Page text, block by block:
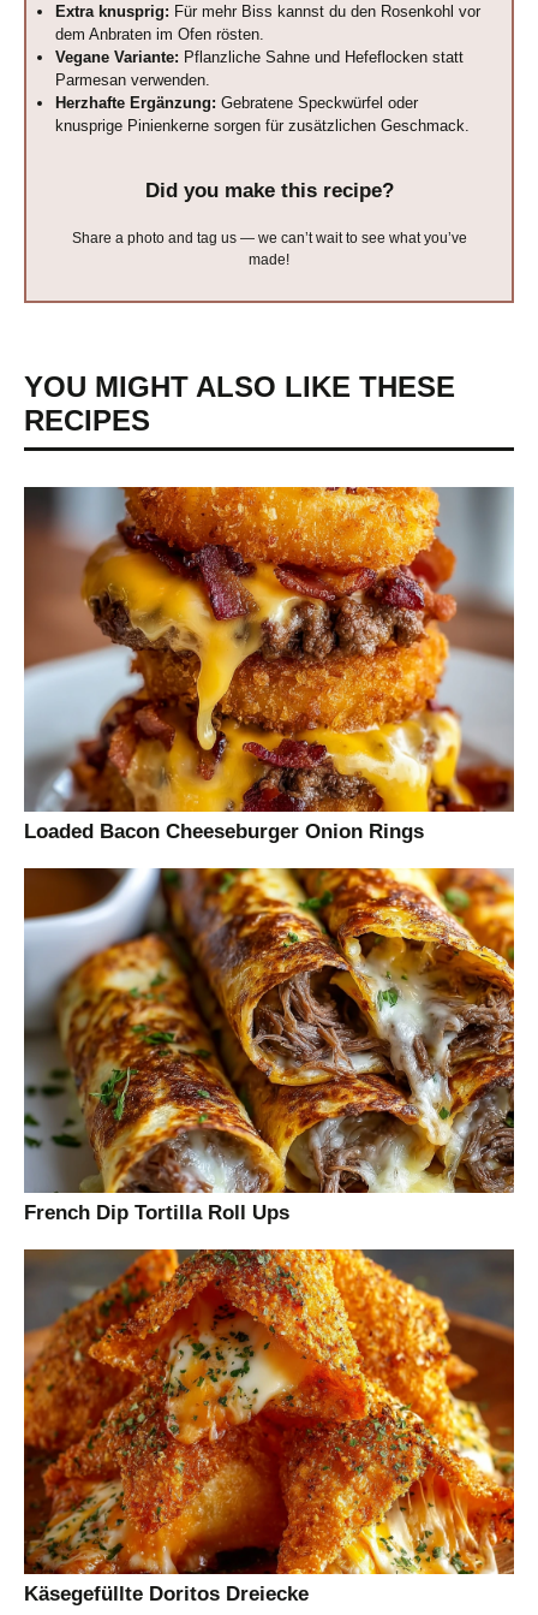
Extra knusprig: Für mehr Biss kannst du den Rosenkohl vor
dem Anbraten im Ofen rösten.
Vegane Variante: Pflanzliche Sahne und Hefeflocken statt
Parmesan verwenden.
Herzhafte Ergänzung: Gebratene Speckwürfel oder
knusprige Pinienkerne sorgen für zusätzlichen Geschmack.
Did you make this recipe?
Share a photo and tag us — we can’t wait to see what you’ve
made!
YOU MIGHT ALSO LIKE THESE
RECIPES
Loaded Bacon Cheeseburger Onion Rings
French Dip Tortilla Roll Ups
Käsegefüllte Doritos Dreiecke